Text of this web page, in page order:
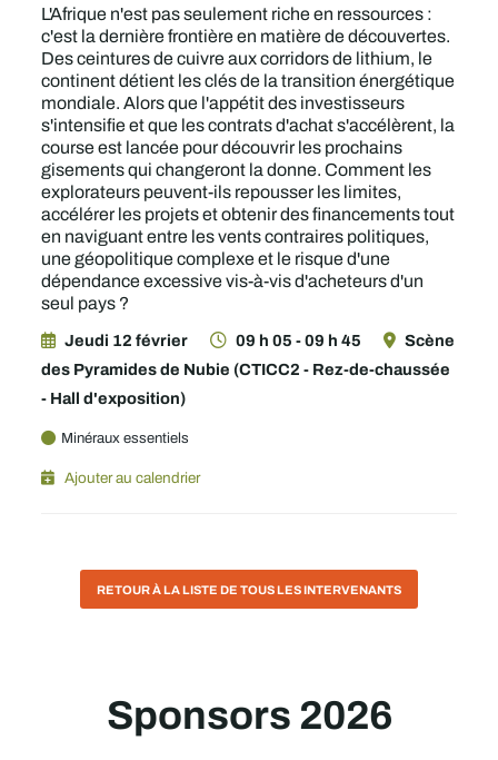
L'Afrique n'est pas seulement riche en ressources :
c'est la dernière frontière en matière de découvertes.
Des ceintures de cuivre aux corridors de lithium, le
continent détient les clés de la transition énergétique
mondiale. Alors que l'appétit des investisseurs
s'intensifie et que les contrats d'achat s'accélèrent, la
course est lancée pour découvrir les prochains
gisements qui changeront la donne. Comment les
explorateurs peuvent-ils repousser les limites,
accélérer les projets et obtenir des financements tout
en naviguant entre les vents contraires politiques,
une géopolitique complexe et le risque d'une
dépendance excessive vis-à-vis d'acheteurs d'un
seul pays ?
Jeudi 12 février 09 h 05 - 09 h 45
Scène
des Pyramides de Nubie (CTICC2 - Rez-de-chaussée
- Hall d'exposition)
Minéraux essentiels
Ajouter au calendrier
RETOUR À LA LISTE DE TOUS LES INTERVENANTS
Sponsors 2026